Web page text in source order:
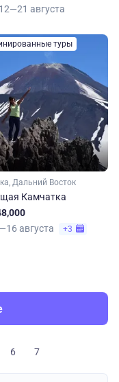
12—21 августа
туры
Дальний Восток
Камчатка
августа +3
6 7